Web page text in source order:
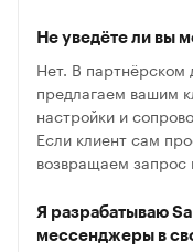
Не уведёте ли вы
Нет. В партнёрском
предлагаем вашим
настройки и
Если клиент сам
возвращаем запрос
Я разрабатываю
мессенджеры в